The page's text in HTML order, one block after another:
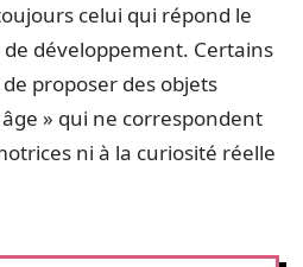
celui qui répond le
développement. Certains
proposer des objets
» qui ne correspondent
ni à la curiosité réelle